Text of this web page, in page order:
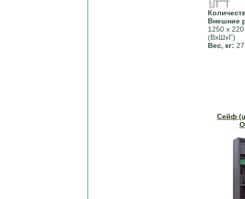
Внешние
1250 х
(ВхШхГ)
Вес, кг: 27
Сейф